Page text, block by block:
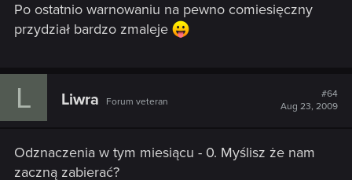
Po ostatnio warnowaniu na pewno comiesięczny
przydział bardzo zmaleje
L Liwra Forum veteran
#64
Aug 23, 2009
Odznaczenia w tym miesiącu - 0. Myślisz że nam
zaczną zabierać?